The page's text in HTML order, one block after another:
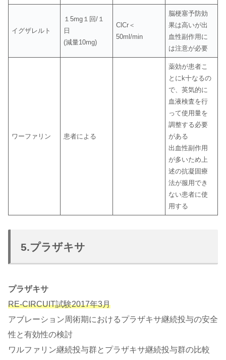
イグザレルト
１5mg１回/１
日
(減量10mg)
ClCr＜
50ml/min
脳梗塞予防効
果は高いが出
血性副作用に
は注意が必要
ワーファリン 患者による
薬効が患者こ
とにk十なるの
で、英気的に
血液検査を行
って使用量を
調整する必要
がある
出血性副作用
が多いため上
述の抗凝固療
法が服用でき
ない患者に使
用する
5.プラザキサ
プラザキサ
RE-CIRCUIT試験2017年3月
アブレーション周術期におけるプラザキサ継続投与の安全
性と有効性の検討
ワルファリン継続投与群とプラザキサ継続投与群の比較